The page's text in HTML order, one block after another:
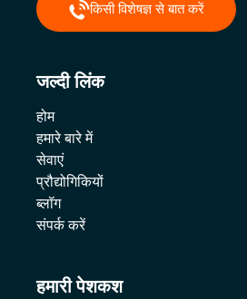
किसी विशेषज्ञ से बात करें
जल्दी लिंक
होम
हमारे बारे में
सेवाएं
प्रौद्योगिकियों
ब्लॉग
संपर्क करें
हमारी पेशकश